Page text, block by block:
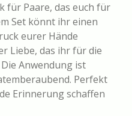
für Paare, das euch für
Set könnt ihr einen
eurer Hände
Liebe, das ihr für die
Anwendung ist
Perfekt
Erinnerung schaffen